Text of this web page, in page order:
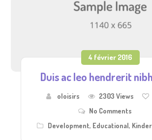
4 février 2016
Duis ac leo hendrerit
oloisirs 2303 Views
No Comments
Development, Educational,